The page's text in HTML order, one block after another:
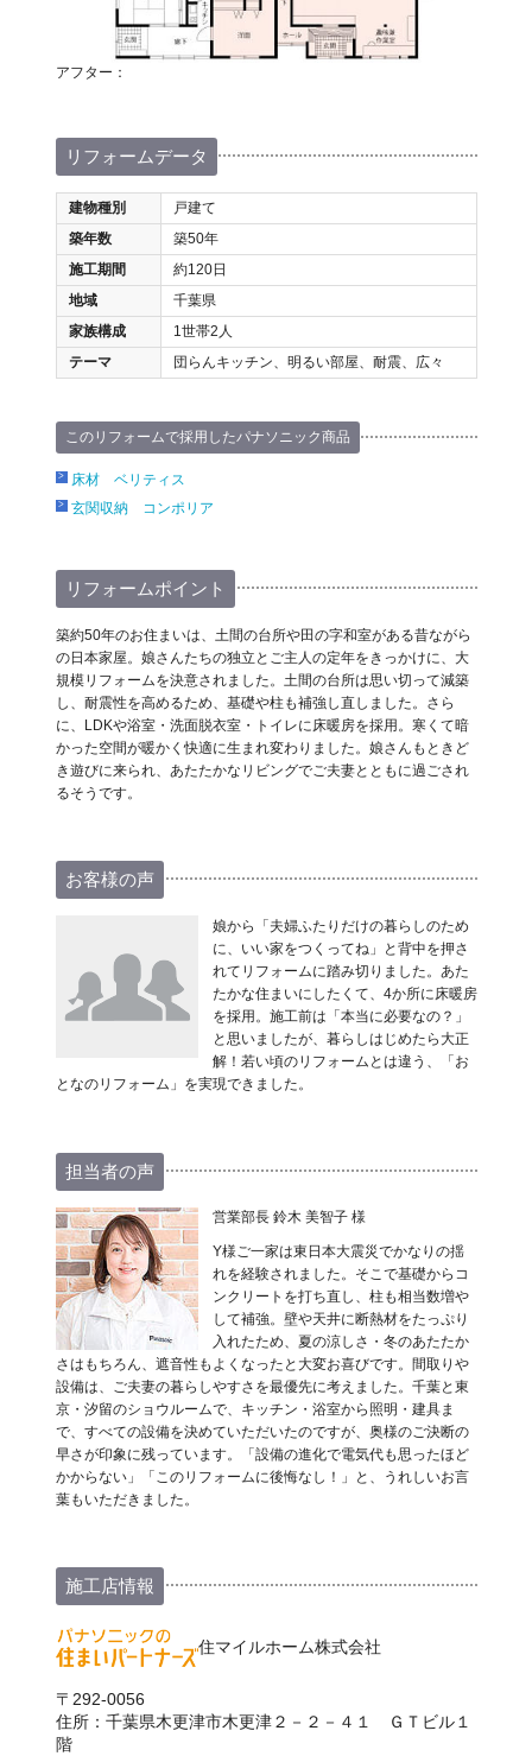
アフター：
リフォームデータ
建物種別
戸建て
築年数
築50年
施工期間
約120日
地域
千葉県
家族構成
1世帯2人
テーマ
団らんキッチン、明るい部屋、耐震、広々
このリフォームで採用したパナソニック商品
床材 ベリティス
玄関収納 コンポリア
リフォームポイント
築約50年のお住まいは、土間の台所や田の字和室がある昔ながら
の日本家屋。娘さんたちの独立とご主人の定年をきっかけに、大
規模リフォームを決意されました。土間の台所は思い切って減築
し、耐震性を高めるため、基礎や柱も補強し直しました。さら
に、LDKや浴室・洗面脱衣室・トイレに床暖房を採用。寒くて暗
かった空間が暖かく快適に生まれ変わりました。娘さんもときど
き遊びに来られ、あたたかなリビングでご夫妻とともに過ごされ
るそうです。
お客様の声
娘から「夫婦ふたりだけの暮らしのため
に、いい家をつくってね」と背中を押さ
れてリフォームに踏み切りました。あた
たかな住まいにしたくて、4か所に床暖房
を採用。施工前は「本当に必要なの？」
と思いましたが、暮らしはじめたら大正
解！若い頃のリフォームとは違う、「お
となのリフォーム」を実現できました。
担当者の声
営業部長 鈴木 美智子 様
Y様ご一家は東日本大震災でかなりの揺
れを経験されました。そこで基礎からコ
ンクリートを打ち直し、柱も相当数増や
して補強。壁や天井に断熱材をたっぷり
入れたため、夏の涼しさ・冬のあたたか
さはもちろん、遮音性もよくなったと大変お喜びです。間取りや
設備は、ご夫妻の暮らしやすさを最優先に考えました。千葉と東
京・汐留のショウルームで、キッチン・浴室から照明・建具ま
で、すべての設備を決めていただいたのですが、奥様のご決断の
早さが印象に残っています。「設備の進化で電気代も思ったほど
かからない」「このリフォームに後悔なし！」と、うれしいお言
葉もいただきました。
施工店情報
住マイルホーム株式会社
〒292-0056
住所：千葉県木更津市木更津２－２－４１ ＧＴビル１
階